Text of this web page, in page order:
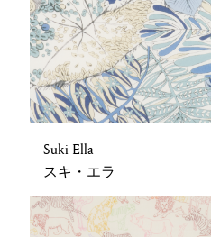
Suki Ella
スキ・エラ